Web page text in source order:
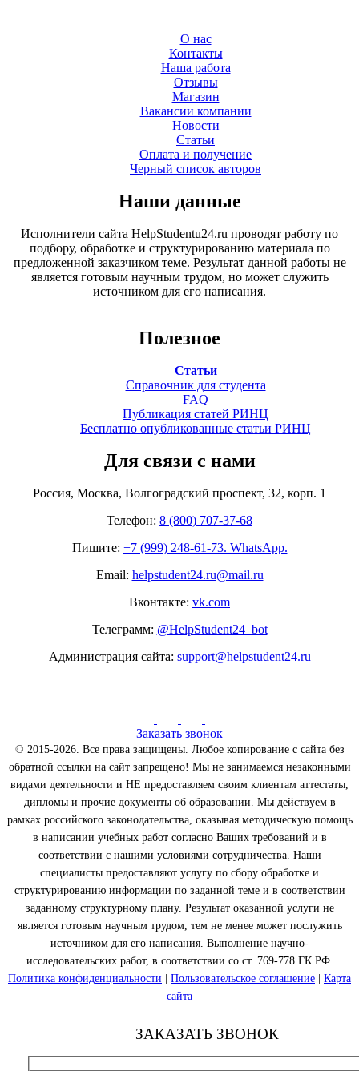
О нас
Контакты
Наша работа
Отзывы
Магазин
Вакансии компании
Новости
Статьи
Оплата и получение
Черный список авторов
Наши данные
Исполнители сайта HelpStudentu24.ru проводят работу по
подбору, обработке и структурированию материала по
предложенной заказчиком теме. Результат данной работы не
является готовым научным трудом, но может служить
источником для его написания.
Полезное
Статьи
Справочник для студента
FAQ
Публикация статей РИНЦ
Бесплатно опубликованные статьи РИНЦ
Для связи с нами
Россия, Москва, Волгоградский проспект, 32, корп. 1
Телефон: 8 (800) 707-37-68
Пишите: +7 (999) 248-61-73. WhatsApp.
Email: helpstudent24.ru@mail.ru
Вконтакте: vk.com
Телеграмм: @HelpStudent24_bot
Администрация сайта: support@helpstudent24.ru
Заказать звонок
© 2015-2026. Все права защищены. Любое копирование с сайта без
обратной ссылки на сайт запрещено! Мы не занимаемся незаконными
видами деятельности и НЕ предоставляем своим клиентам аттестаты,
дипломы и прочие документы об образовании. Мы действуем в
рамках российского законодательства, оказывая методическую помощь
в написании учебных работ согласно Ваших требований и в
соответствии с нашими условиями сотрудничества. Наши
специалисты предоставляют услугу по сбору обработке и
структурированию информации по заданной теме и в соответствии
заданному структурному плану. Результат оказанной услуги не
является готовым научным трудом, тем не менее может послужить
источником для его написания. Выполнение научно-
исследовательских работ, в соответствии со ст. 769-778 ГК РФ.
Политика конфиденциальности
Пользовательское соглашение
Карта
сайта
ЗАКАЗАТЬ ЗВОНОК